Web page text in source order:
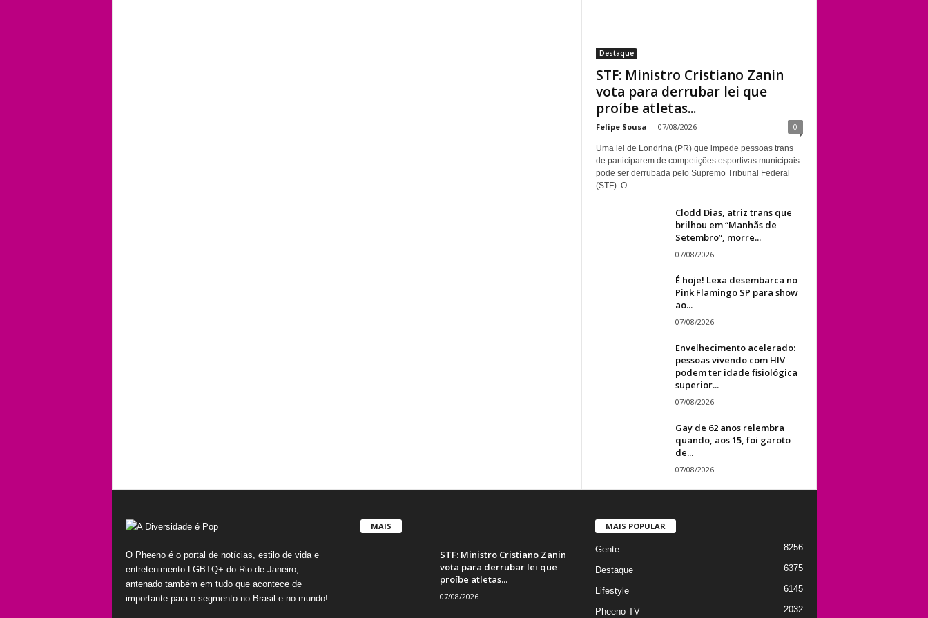
Destaque
STF: Ministro Cristiano Zanin
vota para derrubar lei que
proíbe atletas...
Felipe Sousa - 07/08/2026 0
Uma lei de Londrina (PR) que impede pessoas trans
de participarem de competições esportivas municipais
pode ser derrubada pelo Supremo Tribunal Federal
(STF). O...
Clodd Dias, atriz trans que
brilhou em “Manhãs de
Setembro”, morre...
07/08/2026
É hoje! Lexa desembarca no
Pink Flamingo SP para show
ao...
07/08/2026
Envelhecimento acelerado:
pessoas vivendo com HIV
podem ter idade fisiológica
superior...
07/08/2026
Gay de 62 anos relembra
quando, aos 15, foi garoto
de...
07/08/2026
O Pheeno é o portal de notícias, estilo de vida e
entretenimento LGBTQ+ do Rio de Janeiro,
antenado também em tudo que acontece de
importante para o segmento no Brasil e no mundo!
MAIS
STF: Ministro Cristiano Zanin
vota para derrubar lei que
proíbe atletas...
07/08/2026
MAIS POPULAR
Gente 8256
Destaque 6375
Lifestyle 6145
Pheeno TV 2032